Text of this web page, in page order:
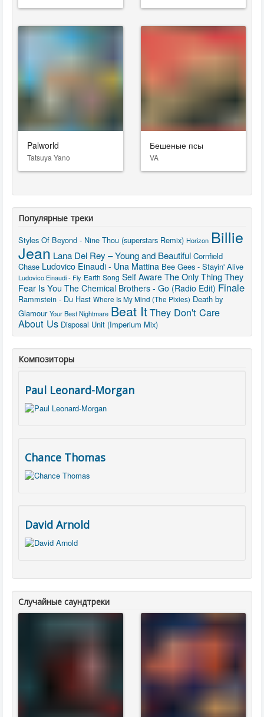
Palworld
Tatsuya Yano
Бешеные псы
VA
Популярные треки
Styles Of Beyond - Nine Thou (superstars Remix) Horizon Billie
Jean Lana Del Rey – Young and Beautiful Cornfield
Chase Ludovico Einaudi - Una Mattina Bee Gees - Stayin' Alive
Ludovico Einaudi - Fly Earth Song Self Aware The Only Thing They
Fear Is You The Chemical Brothers - Go (Radio Edit) Finale
Rammstein - Du Hast Where Is My Mind (The Pixies) Death by
Glamour Your Best Nightmare Beat ItThey Don't Care
About Us Disposal Unit (Imperium Mix)
Композиторы
Paul Leonard-Morgan
Chance Thomas
David Arnold
Случайные саундтреки